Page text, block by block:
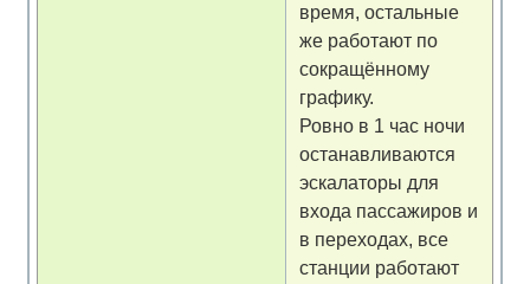
время, остальные
же работают по
сокращённому
графику.
Ровно в 1 час ночи
останавливаются
эскалаторы для
входа пассажиров и
в переходах, все
станции работают